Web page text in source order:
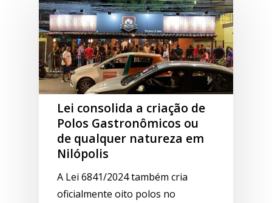
Lei consolida a criação de
Polos Gastronômicos ou
de qualquer natureza em
Nilópolis
A Lei 6841/2024 também cria
oficialmente oito polos no